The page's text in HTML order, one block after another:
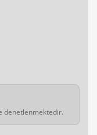
denetlenmektedir.